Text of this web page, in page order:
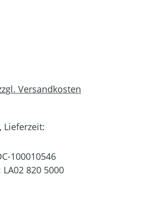
Versandkosten
Lieferzeit:
100010546
LA02 820 5000